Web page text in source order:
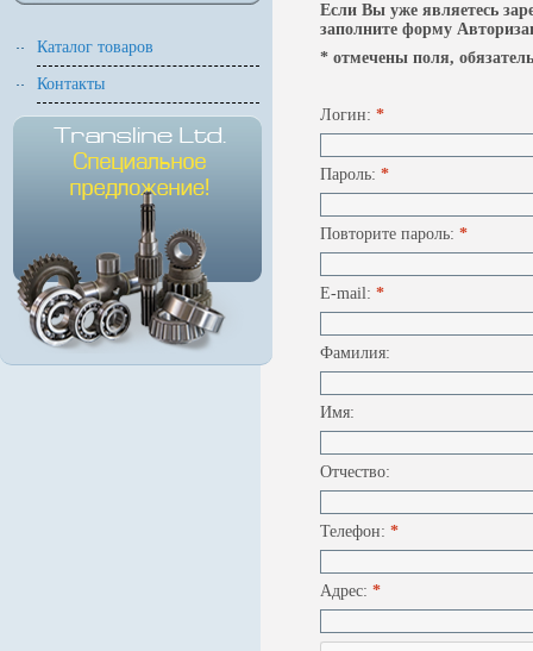
Каталог товаров
Контакты
Если Вы уже являетесь
заполните форму
* отмечены поля,
Логин: *
Пароль: *
Повторите пароль: *
E-mail: *
Фамилия:
Имя:
Отчество:
Телефон: *
Адрес: *